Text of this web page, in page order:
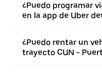
¿Puedo programar
en la app de Uber
¿Puedo rentar un
trayecto CUN -